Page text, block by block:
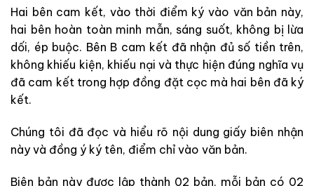
Hai bên cam kết, vào thời điểm ký vào văn bản này,
hai bên hoàn toàn minh mẫn, sáng suốt, không bị lừa
dối, ép buộc. Bên B cam kết đã nhận đủ số tiền trên,
không khiếu kiện, khiếu nại và thực hiện đúng nghĩa vụ
đã cam kết trong hợp đồng đặt cọc mà hai bên đã ký
kết.
Chúng tôi đã đọc và hiểu rõ nội dung giấy biên nhận
này và đồng ý ký tên, điểm chỉ vào văn bản.
Biên bản này được lập thành 02 bản, mỗi bản có 02